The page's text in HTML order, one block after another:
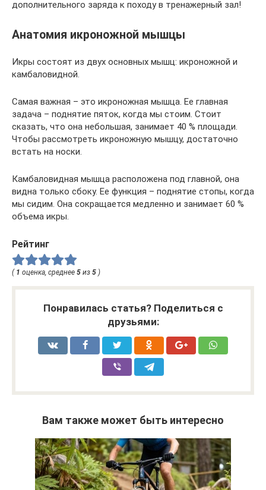
дополнительного заряда к походу в тренажерный зал!
Анатомия икроножной мышцы
Икры состоят из двух основных мышц: икроножной и
камбаловидной.
Самая важная – это икроножная мышца. Ее главная
задача – поднятие пяток, когда мы стоим. Стоит
сказать, что она небольшая, занимает 40 % площади.
Чтобы рассмотреть икроножную мышцу, достаточно
встать на носки.
Камбаловидная мышца расположена под главной, она
видна только сбоку. Ее функция – поднятие стопы, когда
мы сидим. Она сокращается медленно и занимает 60 %
объема икры.
Рейтинг
( 1 оценка, среднее 5 из 5 )
Понравилась статья? Поделиться с
друзьями:
Вам также может быть интересно